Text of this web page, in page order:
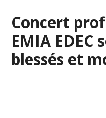
Concert
EMIA EDEC
blessés et